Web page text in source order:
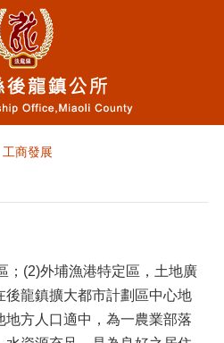
工商發展
；(2)外埔漁港特定區，土地廣
後龍鎮擴大都市計劃區中心地
方人口適中，為一農業部落